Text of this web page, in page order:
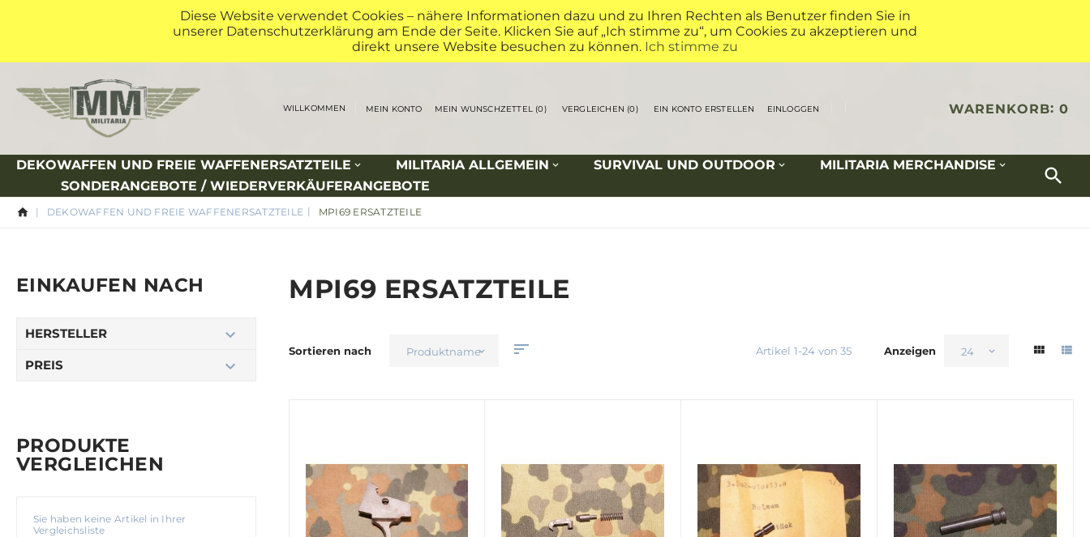
Diese Website verwendet Cookies – nähere Informationen dazu und zu Ihren Rechten als Benutzer finden Sie in
unserer Datenschutzerklärung am Ende der Seite. Klicken Sie auf „Ich stimme zu“, um Cookies zu akzeptieren und
direkt unsere Website besuchen zu können. Ich stimme zu
WILLKOMMEN MEIN KONTO MEIN WUNSCHZETTEL 0 VERGLEICHEN 0 EIN KONTO ERSTELLEN EINLOGGEN WARENKORB 0
DEKOWAFFEN UND FREIE WAFFENERSATZTEILE MILITARIA ALLGEMEIN SURVIVAL UND OUTDOOR
MILITARIA MERCHANDISE
SONDERANGEBOTE / WIEDERVERKÄUFERANGEBOTE
DEKOWAFFEN UND FREIE WAFFENERSATZTEILE MPI69 ERSATZTEILE
MPI69 ERSATZTEILE
Sortieren nach Produktname Artikel 1-24 von 35 Anzeigen 24
EINKAUFEN NACH
HERSTELLER
PREIS
PRODUKTE
VERGLEICHEN
Sie haben keine Artikel in Ihrer
Vergleichsliste